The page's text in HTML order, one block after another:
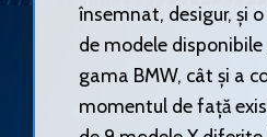
însemnat, desigur, și
de modele
gama BMW, cât și a
momentul de față